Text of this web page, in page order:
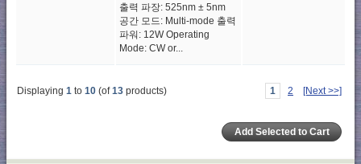
출력 파장: 525nm ± 5nm
공간 모드: Multi-mode 출력
파워: 12W Operating
Mode: CW or...
Displaying 1 to 10 (of13 products) 1 2 [Next >>]